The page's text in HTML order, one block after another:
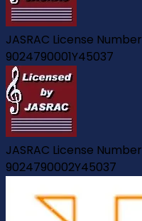
JASRAC License Number
9024790001Y45037
JASRAC License Number
9024790002Y45037